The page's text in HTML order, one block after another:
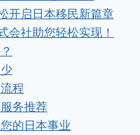
开启日本移民新篇章
会社助您轻松实现！
程
务推荐
的日本事业